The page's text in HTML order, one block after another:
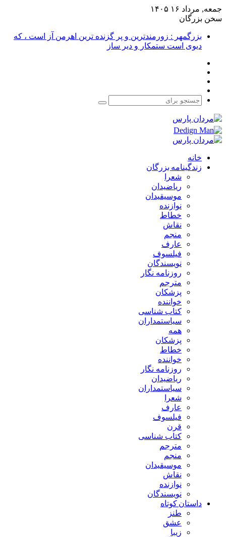
جمعه, مرداد ۱۶ ۱۴۰۵
سخن بزرگان
بزرگمهر : زورمندترین و پر گزنده ترین اهرمن آز است ، که
دیوی است ستمکار و دیر ساز
جستجو
خانه
زندگینامه بزرگان
شعرا
ریاضیدان
موسیقیدان
نوازنده
خطاط
نقاش
منجم
عارف
فیلسوف
نویسندگان
روزنامه نگار
مترجم
پزشکان
خواننده
کتاب شناسی
سیاستمداران
همه
پزشکان
خطاط
خواننده
روزنامه نگار
ریاضیدان
سیاستمداران
شعرا
عارف
فیلسوف
قرن
کتاب شناسی
مترجم
منجم
موسیقیدان
نقاش
نوازنده
نویسندگان
داستان کوتاه
طنز
عشق
زیبا